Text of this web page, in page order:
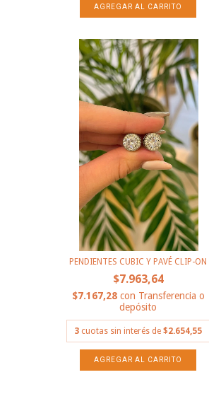
PENDIENTES CUBIC Y PAVÉ CLIP-ON
$7.963,64
$7.167,28 con Transferencia o
depósito
3 cuotas sin interés de$2.654,55